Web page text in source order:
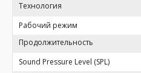
Технология
Рабочий режим
Продолжительность
Sound Pressure Level (SPL)